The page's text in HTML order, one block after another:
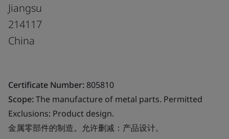
Jiangsu
214117
China
Certificate Number: 805810
Scope:The manufacture of metal parts. Permitted
Exclusions: Product design.
金属零部件的制造。允许删减：产品设计。